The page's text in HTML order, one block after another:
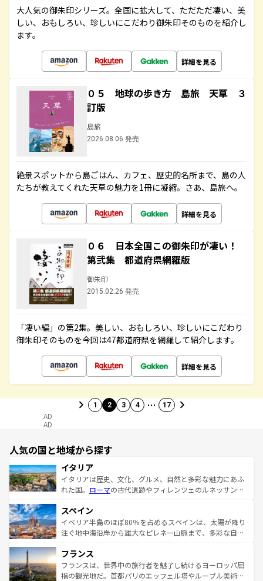
大人気の御朱印シリーズ。全国に拡大して、ただただ凄い、美
しい、おもしろい、珍しいにこだわり御朱印そのものを紹介し
ます。
詳細を見る
０５ 地球の歩き方 島旅 天草 ３
訂版
島旅
2026.08.06 発売
絶景スポットから島ごはん、カフェ、歴史的名所まで、島の人
たちが教えてくれた天草の魅力を1冊に凝縮。さあ、島旅へ。
詳細を見る
０６ 日本全国この御朱印が凄い！
第弐集 都道府県網羅版
御朱印
2015.02.26 発売
「凄い編」の第2集。美しい、おもしろい、珍しいにこだわり
御朱印そのものを今回は47都道府県を網羅して紹介します。
詳細を見る
1 2 3 4 … 17
AD
AD
人気の国と地域から探す
イタリア
イタリアは歴史、文化、グルメ、自然と多彩な魅力にあふ
れた国。 ローマの古代遺跡やフィレンツェのルネッサンス
ろん、トスカーナの美しい田園風景やアマルフィ海岸の絶
景など、自然景観も見逃せない。観光の合間には、本場の
ピザやパスタなど、絶品のイタリア料理を堪能することも
ませてくれるイタリアで、忘れられない旅をしてみよう！
なお、新着のイタリア情報はコンテンツ一覧 を参照してほ
しい。
スペイン
イベリア半島のほぼ80％を占めるスペインは、太陽が降り
注ぐ地中海沿岸から雄大なピレネー山脈まで、多彩な自然
文化が根付くこの国では、情熱的なフラメンコ、熱気あふ
れる闘牛、そして美味しいタパスが生活の一部となってい
る。首都マドリードの洗練された雰囲気や、バルセロナの
フランス
フランスは、世界中の旅行者を魅了し続けるヨーロッパ屈
指の観光地だ。首都パリのエッフェル塔やルーブル美術館